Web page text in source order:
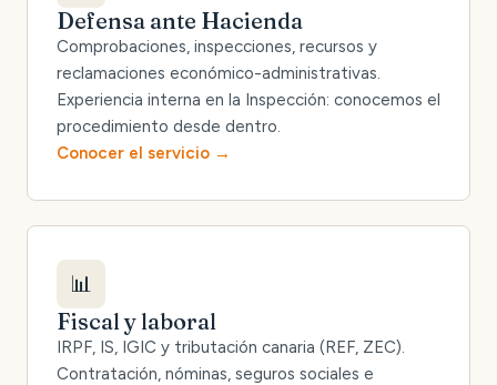
Defensa ante Hacienda
Comprobaciones, inspecciones, recursos y
reclamaciones económico-administrativas.
Experiencia interna en la Inspección: conocemos el
procedimiento desde dentro.
Conocer el servicio
📊
Fiscal y laboral
IRPF, IS, IGIC y tributación canaria (REF, ZEC).
Contratación, nóminas, seguros sociales e